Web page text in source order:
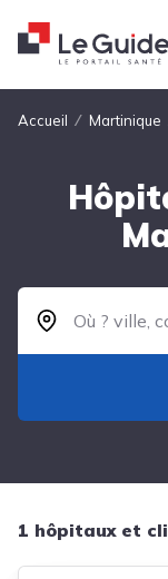
Fil d'Ariane
Accueil Martinique
1 hôpitaux et